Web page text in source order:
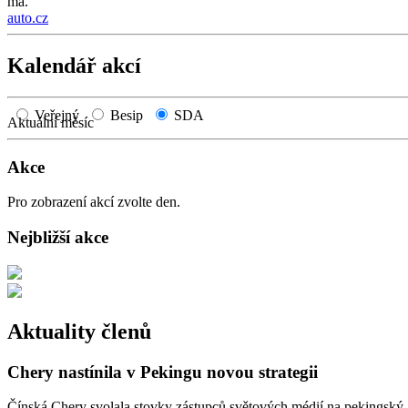
auto.cz
Kalendář akcí
Veřejný Besip SDA
Aktuální měsíc
Akce
Pro zobrazení akcí zvolte den.
Nejbližší akce
Aktuality členů
Chery nastínila v Pekingu novou strategii